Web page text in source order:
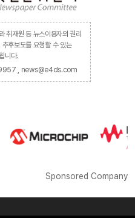
취재원 등 뉴스이용자의 권리
후보도를 요청할 수 있는
니다.
, news@e4ds.com
Sponsored Company